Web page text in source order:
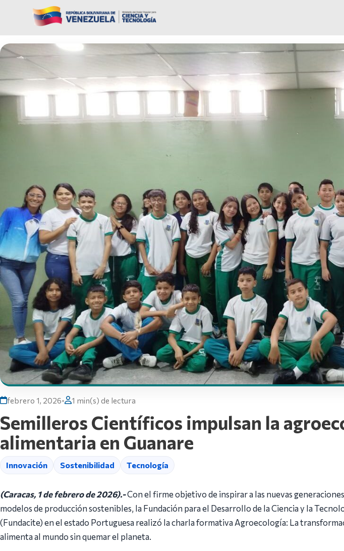
febrero 1, 2026• 1 min(s) de lectura
Semilleros Científicos impulsan la
alimentaria en Guanare
Innovación Sostenibilidad Tecnología
(Caracas, 1 de febrero de 2026).-Con el firme objetivo de inspirar a las nuevas
modelos de producción sostenibles, la Fundación para el Desarrollo de la Ciencia y la
(Fundacite) en el estado Portuguesa realizó la charla formativa Agroecología: La
alimenta al mundo sin quemar el planeta.